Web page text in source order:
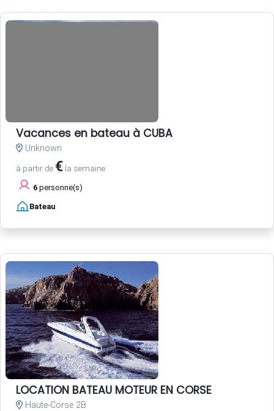
Vacances en bateau à CUBA
Unknown
à partir de € la semaine
6 personne(s)
Bateau
LOCATION BATEAU MOTEUR EN CORSE
Haute-Corse 2B